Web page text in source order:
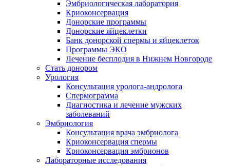
Эмбриологическая лаборатория
Криоконсервация
Донорские программы
Донорские яйцеклетки
Банк донорской спермы и яйцеклеток
Программы ЭКО
Лечение бесплодия в Нижнем Новгороде
Стать донором
Урология
Консультация уролога-андролога
Спермограмма
Диагностика и лечение мужских
заболеваний
Эмбриология
Консультация врача эмбриолога
Криоконсервация спермы
Криоконсервация эмбрионов
Лабораторные исследования